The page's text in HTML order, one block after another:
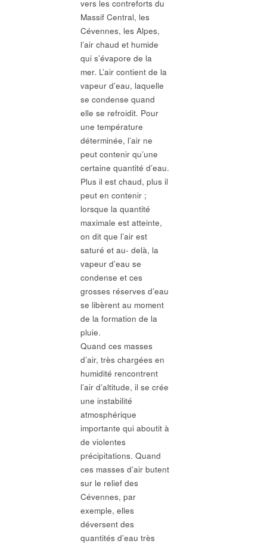
vers les contreforts du
Massif Central, les
Cévennes, les Alpes,
l’air chaud et humide
qui s’évapore de la
mer. L’air contient de la
vapeur d’eau, laquelle
se condense quand
elle se refroidit. Pour
une température
déterminée, l’air ne
peut contenir qu’une
certaine quantité d’eau.
Plus il est chaud, plus il
peut en contenir ;
lorsque la quantité
maximale est atteinte,
on dit que l’air est
saturé et au- delà, la
vapeur d’eau se
condense et ces
grosses réserves d’eau
se libèrent au moment
de la formation de la
pluie.
Quand ces masses
d’air, très chargées en
humidité rencontrent
l’air d’altitude, il se crée
une instabilité
atmosphérique
importante qui aboutit à
de violentes
précipitations. Quand
ces masses d’air butent
sur le relief des
Cévennes, par
exemple, elles
déversent des
quantités d’eau très